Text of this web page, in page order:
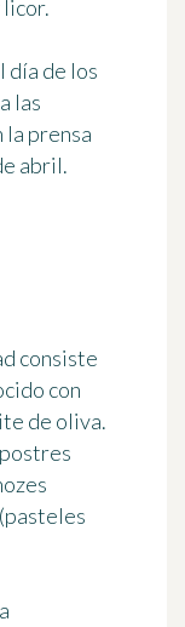
licor.
día de los
las
la prensa
abril.
consiste
con
de oliva.